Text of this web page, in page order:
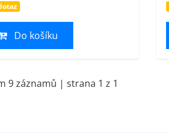
Do košíku
9 záznamů | strana 1 z 1